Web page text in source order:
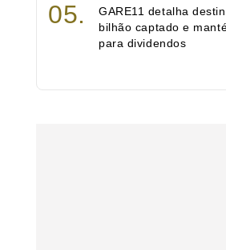
GARE11 detalha
bilhão captado e
para dividendos